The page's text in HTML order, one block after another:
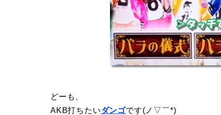
どーも、
AKB打ちたいダンゴです(ノ▽￣*)